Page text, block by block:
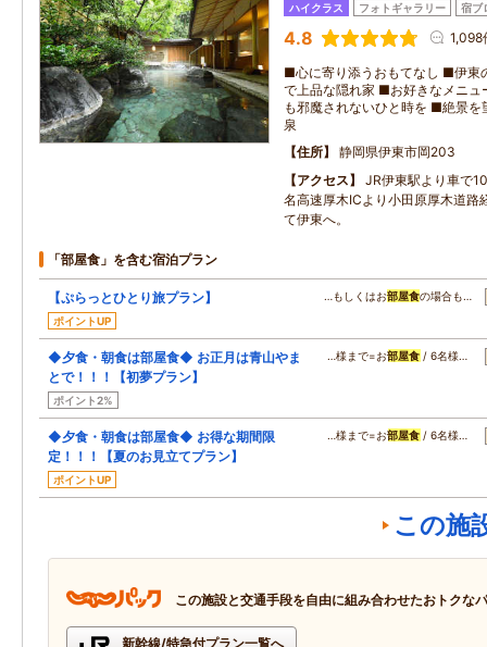
ハイクラス フォトギャラリー 宿ブ
4.8 1,098
■心に寄り添うおもてなし ■伊東
で上品な隠れ家 ■お好きなメニュ
も邪魔されないひと時を ■絶景
泉
住所
静岡県伊東市岡203
アクセス
JR伊東駅より車で
名高速厚木ICより小田原厚木道路
て伊東へ。
「部屋食」を含む宿泊プラン
【ぷらっとひとり旅プラン】
ポイントUP
…もしくはお部屋食の場合も…
◆夕食・朝食は部屋食◆ お正月は青山やま
とで！！！【初夢プラン】
ポイント2%
…様まで=お部屋食 / 6名様…
◆夕食・朝食は部屋食◆ お得な期間限
定！！！【夏のお見立てプラン】
ポイントUP
…様まで=お部屋食 / 6名様…
この施
この施設と交通手段を自由に組み合わせたおトクな
新幹線/特急付プラン一覧へ